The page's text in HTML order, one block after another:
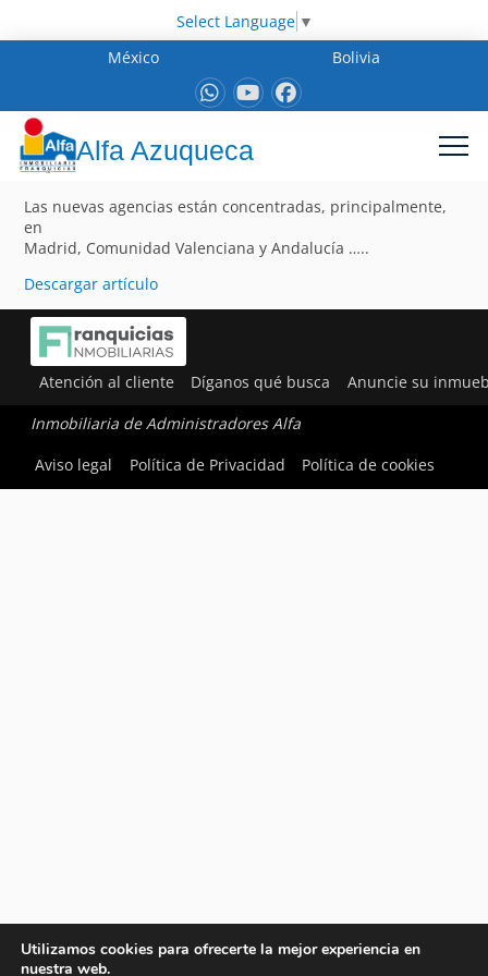
Select Language ▼
México
Bolivia
Alfa Azuqueca
Las nuevas agencias están concentradas, principalmente,
en
Madrid, Comunidad Valenciana y Andalucía …..
Descargar artículo
Atención al cliente Díganos qué busca Anuncie su
Inmobiliaria de Administradores Alfa
Aviso legal
Política de Privacidad Política de cookies
Utilizamos cookies para ofrecerte la mejor experiencia en
nuestra web.